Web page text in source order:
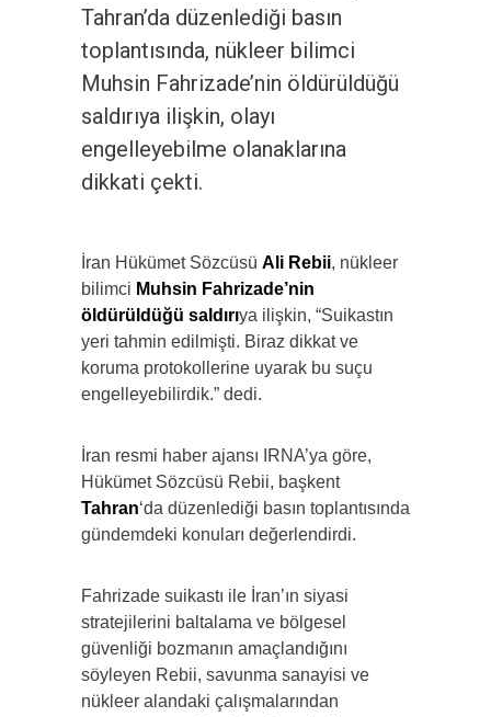
Tahran’da düzenlediği basın
toplantısında, nükleer bilimci
Muhsin Fahrizade’nin öldürüldüğü
saldırıya ilişkin, olayı
engelleyebilme olanaklarına
dikkati çekti.
İran Hükümet Sözcüsü Ali Rebii, nükleer
bilimci Muhsin Fahrizade’nin
öldürüldüğü saldırıya ilişkin, “Suikastın
yeri tahmin edilmişti. Biraz dikkat ve
koruma protokollerine uyarak bu suçu
engelleyebilirdik.” dedi.
İran resmi haber ajansı IRNA’ya göre,
Hükümet Sözcüsü Rebii, başkent
Tahran‘da düzenlediği basın toplantısında
gündemdeki konuları değerlendirdi.
Fahrizade suikastı ile İran’ın siyasi
stratejilerini baltalama ve bölgesel
güvenliği bozmanın amaçlandığını
söyleyen Rebii, savunma sanayisi ve
nükleer alandaki çalışmalarından